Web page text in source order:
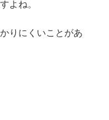
よね。
りにくいことがあ